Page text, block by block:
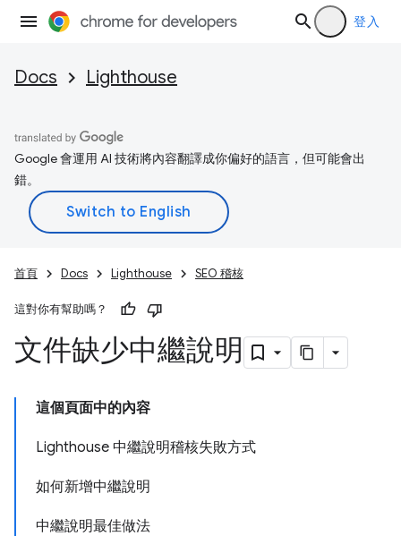
登入
Docs Lighthouse
Google 會運用 AI 技術將內容翻譯成你偏好的語言，但可能會出
錯。
首頁 Docs Lighthouse SEO 稽核
這對你有幫助嗎？
文件缺少中繼說明
這個頁面中的內容
Lighthouse 中繼說明稽核失敗方式
如何新增中繼說明
中繼說明最佳做法